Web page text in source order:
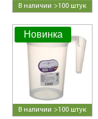
В наличии >100 штук
Новинка
В наличии >100 штук